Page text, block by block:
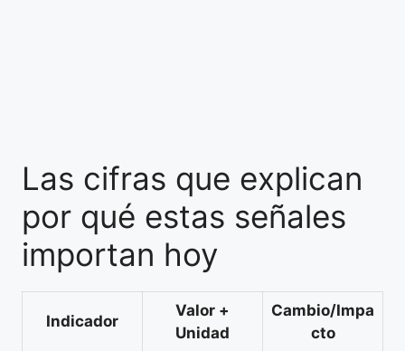
Las cifras que explican
por qué estas señales
importan hoy
Indicador
Valor +
Unidad
Cambio/Impa
cto